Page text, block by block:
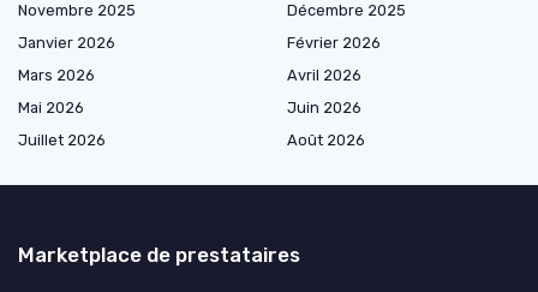
Novembre 2025
Décembre 2025
Janvier 2026
Février 2026
Mars 2026
Avril 2026
Mai 2026
Juin 2026
Juillet 2026
Août 2026
Marketplace de prestataires